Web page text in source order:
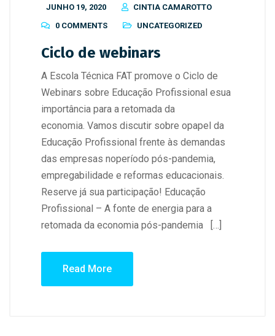
JUNHO 19, 2020
CINTIA CAMAROTTO
0 COMMENTS
UNCATEGORIZED
Ciclo de webinars
A Escola Técnica FAT promove o Ciclo de
Webinars sobre Educação Profissional esua
importância para a retomada da
economia. Vamos discutir sobre opapel da
Educação Profissional frente às demandas
das empresas noperíodo pós-pandemia,
empregabilidade e reformas educacionais.
Reserve já sua participação! Educação
Profissional – A fonte de energia para a
retomada da economia pós-pandemia […]
Read More